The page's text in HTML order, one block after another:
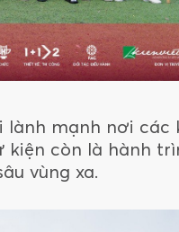
mạnh nơi các
kiện còn là hành
vùng xa.